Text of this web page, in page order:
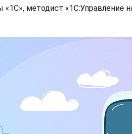
методист «1С:Управление